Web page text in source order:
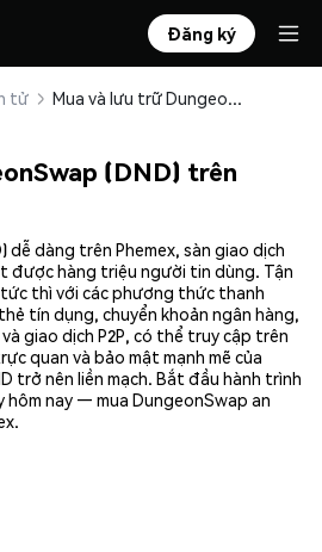
Đăng ký
tử Mua và lưu trữ DungeonSwap (DND) an toàn
(DND) trên
dễ dàng trên Phemex, sàn giao dịch
được hàng triệu người tin dùng. Tận
thì với các phương thức thanh
tín dụng, chuyển khoản ngân hàng,
giao dịch P2P, có thể truy cập trên
quan và bảo mật mạnh mẽ của
trở nên liền mạch. Bắt đầu hành trình
nay — mua DungeonSwap an